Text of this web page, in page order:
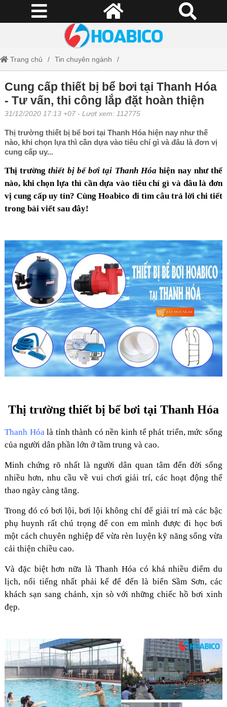
Trang chủ Tin chuyên ngành
Cung cấp thiết bị bể bơi tại Thanh Hóa - Tư vấn, thi công lắp đặt hoàn
thiện
Cung cấp thiết bị bể bơi tại Thanh Hóa
- Tư vấn, thi công lắp đặt hoàn thiện
31/12/2020 17:13 +07 - Lượt xem: 112775
Thị trường thiết bị bể bơi tại Thanh Hóa hiện nay như thế
nào, khi chọn lựa thì cần dựa vào tiêu chí gì và đâu là đơn vị
cung cấp uy...
Thị trườngthiết bị bể bơi tại Thanh Hóa hiện nay như thế
nào, khi chọn lựa thì cần dựa vào tiêu chí gì và đâu là đơn
vị cung cấp uy tín? Cùng Hoabico đi tìm câu trả lời chi tiết
trong bài viết sau đây!
Thị trường thiết bị bể bơi tại Thanh Hóa
Thanh Hóalà tỉnh thành có nền kinh tế phát triển, mức sống
của người dân phần lớn ở tầm trung và cao.
Minh chứng rõ nhất là người dân quan tâm đến đời sống
nhiều hơn, nhu cầu về vui chơi giải trí, các hoạt động thể
thao ngày càng tăng.
Trong đó có bơi lội, bơi lội không chỉ để giải trí mà các bậc
phụ huynh rất chú trọng để con em mình được đi học bơi
một cách chuyên nghiệp để vừa rèn luyện kỹ năng sống vừa
cải thiện chiều cao.
Và đặc biệt hơn nữa là Thanh Hóa có khá nhiều điểm du
lịch, nổi tiếng nhất phải kể để đến là biển Sầm Sơn, các
khách sạn sang chảnh, xịn sò với những chiếc hồ bơi xinh
đẹp.